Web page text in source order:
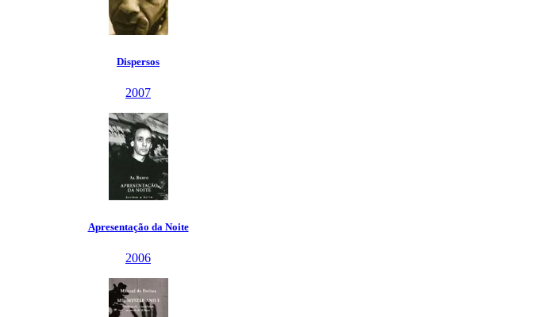
Dispersos
2007
Apresentação da Noite
2006